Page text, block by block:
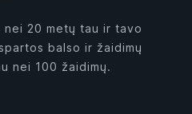
20 metų tau ir tavo
balso ir žaidimų
nei 100 žaidimų.